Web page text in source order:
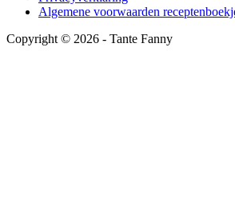
Algemene voorwaarden
Copyright © 2026 - Tante Fanny